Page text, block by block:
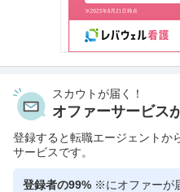
スカウトが届く！
オファーサービス
登録すると転職エージェントか
サービスです。
登録者の99% ※にオファーが